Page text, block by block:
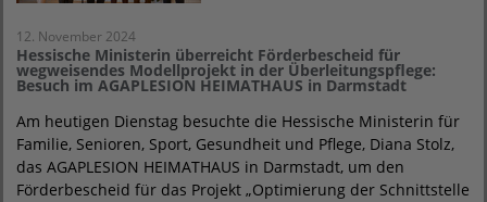
12. November 2024
Hessische Ministerin überreicht Förderbescheid für
wegweisendes Modellprojekt in der Überleitungspflege:
Besuch im AGAPLESION HEIMATHAUS in Darmstadt
Am heutigen Dienstag besuchte die Hessische Ministerin für
Familie, Senioren, Sport, Gesundheit und Pflege, Diana Stolz,
das AGAPLESION HEIMATHAUS in Darmstadt, um den
Förderbescheid für das Projekt „Optimierung der Schnittstelle